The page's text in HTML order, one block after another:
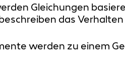
Gleichungen
das
werden zu einem